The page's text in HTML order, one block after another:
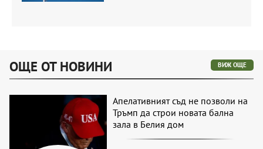
ОЩЕ ОТ НОВИНИ ВИЖ ОЩЕ
Апелативният съд не позволи на
Тръмп да строи новата бална
зала в Белия дом